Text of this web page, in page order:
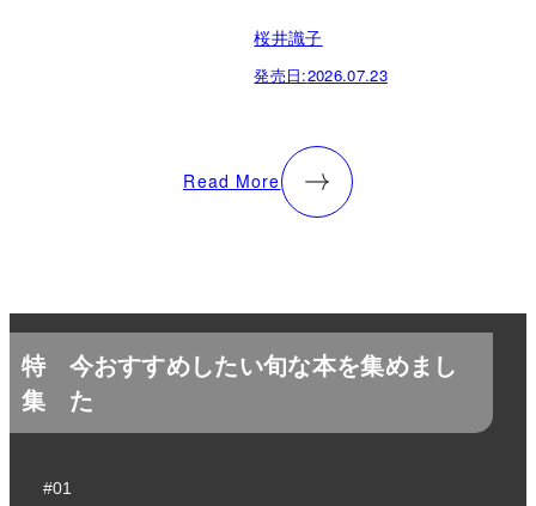
桜井識子
発売日:2026.07.23
Read More
特
集
今おすすめしたい旬な本を集めまし
た
#01